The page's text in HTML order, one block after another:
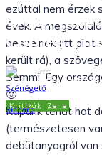
C.Y.D.
Comes
Írta
Szénégető
Kritikák Zene
Facebook
ezúttal nem érzek
évek. A
beszélnek (itt picit
került rá), a
Semmi. Egy
🙂
Kapunk tehát hat
(természetesen
debütanyagról